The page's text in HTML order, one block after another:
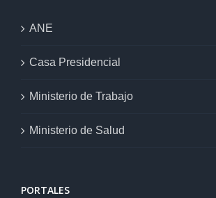
ANE
Casa Presidencial
Ministerio de Trabajo
Ministerio de Salud
PORTALES